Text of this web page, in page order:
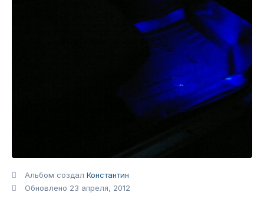
Альбом создалКонстантин
Обновлено 23 апреля, 2012